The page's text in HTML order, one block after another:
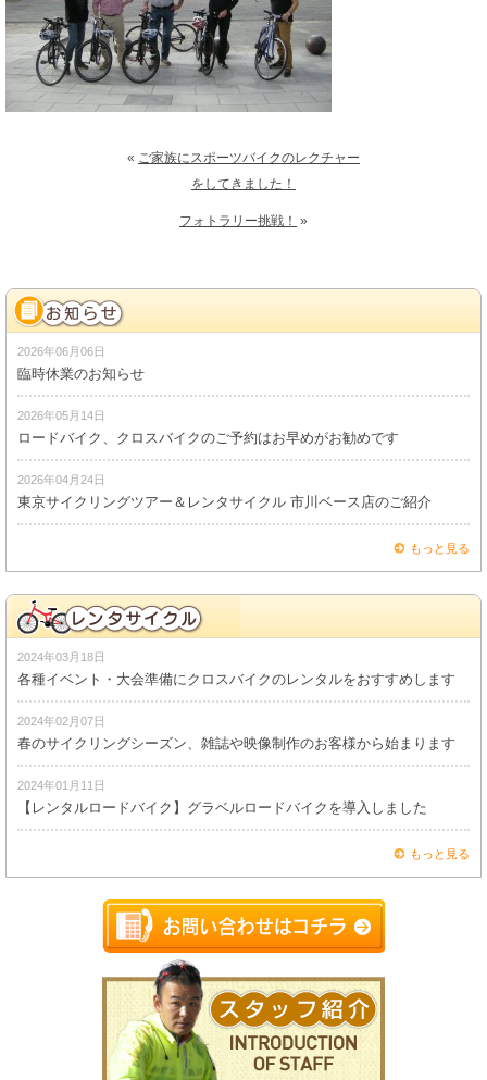
« ご家族にスポーツバイクのレクチャー
をしてきました！
フォトラリー挑戦！ »
2026年06月06日
臨時休業のお知らせ
2026年05月14日
ロードバイク、クロスバイクのご予約はお早めがお勧めです
2026年04月24日
東京サイクリングツアー＆レンタサイクル 市川ベース店のご紹介
もっと見る
2024年03月18日
各種イベント・大会準備にクロスバイクのレンタルをおすすめします
2024年02月07日
春のサイクリングシーズン、雑誌や映像制作のお客様から始まります
2024年01月11日
【レンタルロードバイク】グラベルロードバイクを導入しました
もっと見る